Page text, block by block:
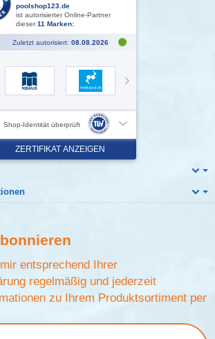
entsprechend Ihrer
regelmäßig und jederzeit
zu Ihrem Produktsortiment per